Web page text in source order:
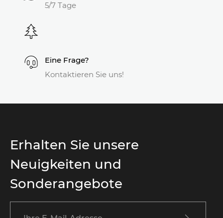
5/7 Tage
Eine Frage?
Kontaktieren Sie uns!
Erhalten Sie unsere
Neuigkeiten und
Sonderangebote